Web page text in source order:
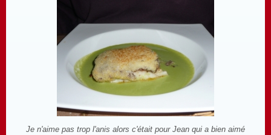
Je n'aime pas trop l'anis alors c'était pour Jean qui a bien aimé